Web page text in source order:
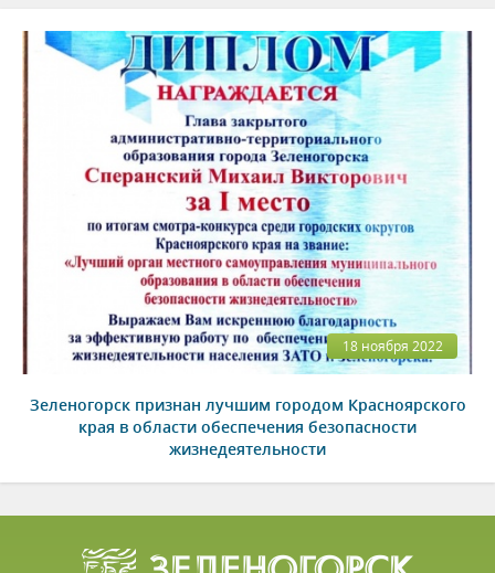
18 ноября 2022
Зеленогорск признан лучшим городом Красноярского
края в области обеспечения безопасности
жизнедеятельности